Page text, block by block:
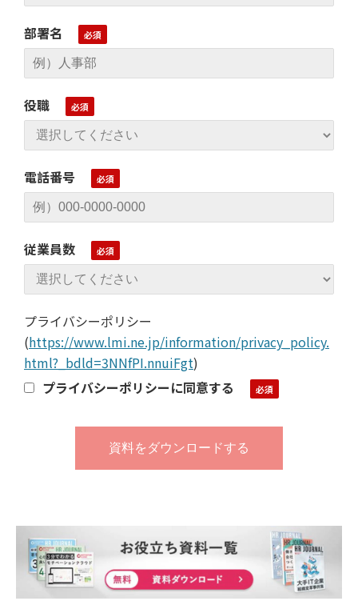
部署名
役職
電話番号
従業員数
プライバシーポリシー
(https://www.lmi.ne.jp/information/privacy_policy.
html?_bdld=3NNfPI.nnuiFgt)
プライバシーポリシーに同意する